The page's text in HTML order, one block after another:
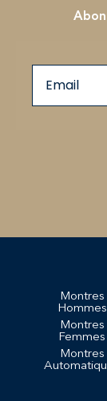
Montres
Hommes
Montres
Femmes
Montres